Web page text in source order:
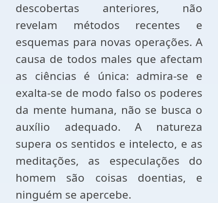
descobertas anteriores, não
revelam métodos recentes e
esquemas para novas operações. A
causa de todos males que afectam
as ciências é única: admira-se e
exalta-se de modo falso os poderes
da mente humana, não se busca o
auxílio adequado. A natureza
supera os sentidos e intelecto, e as
meditações, as especulações do
homem são coisas doentias, e
ninguém se apercebe.